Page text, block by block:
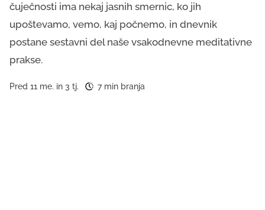
čuječnosti ima nekaj jasnih smernic, ko jih
upoštevamo, vemo, kaj počnemo, in dnevnik
postane sestavni del naše vsakodnevne meditativne
prakse.
Pred 11 me. in 3 tj. 7 min branja